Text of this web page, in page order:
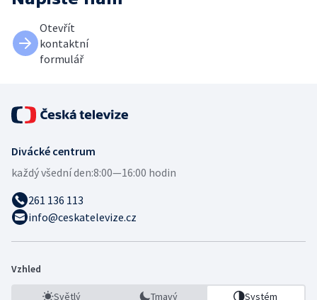
Otevřít
kontaktní
formulář
Divácké centrum
každý všední den:8:00—16:00 hodin
261 136 113
info@ceskatelevize.cz
Vzhled
Světlý Tmavý Systém